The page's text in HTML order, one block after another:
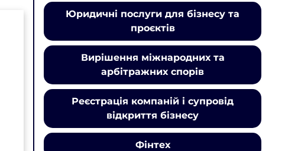
Юридичні послуги для бізнесу та
проєктів
Вирішення міжнародних та
арбітражних спорів
Реєстрація компаній і супровід
відкриття бізнесу
Фінтех